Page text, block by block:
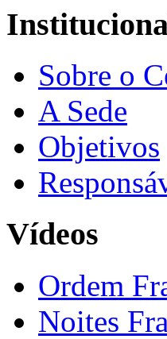
Sobre o
A Sede
Objetivos
Vídeos
Ordem
Noites